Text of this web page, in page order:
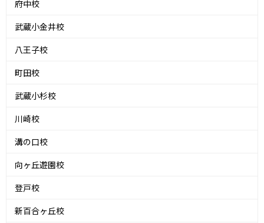
府中校
武蔵小金井校
八王子校
町田校
武蔵小杉校
川崎校
溝の口校
向ヶ丘遊園校
登戸校
新百合ヶ丘校